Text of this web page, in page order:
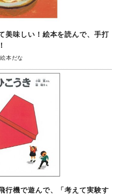
美味しい！絵本を読んで、手打
絵本だな
行機で遊んで、「考えて実験す